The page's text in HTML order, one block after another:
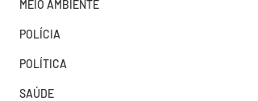
MEIO AMBIENTE
POLÍCIA
POLÍTICA
SAÚDE